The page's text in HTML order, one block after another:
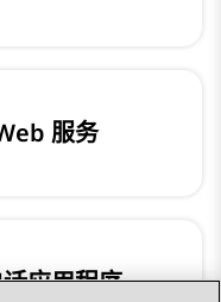
服务
应用程序